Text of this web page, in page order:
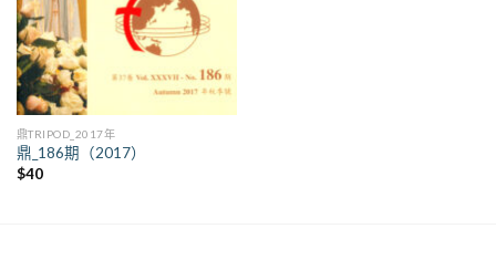
鼎TRIPOD_2017年
鼎_186期（2017）
$40